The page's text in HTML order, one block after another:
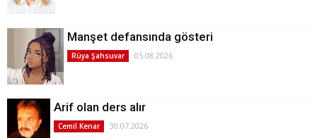
Manşet defansında gösteri
Rüya Şahsuvar 05.08.2026
Arif olan ders alır
Cemil Kenar 30.07.2026